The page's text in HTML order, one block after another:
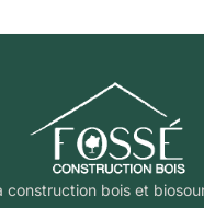
construction bois et